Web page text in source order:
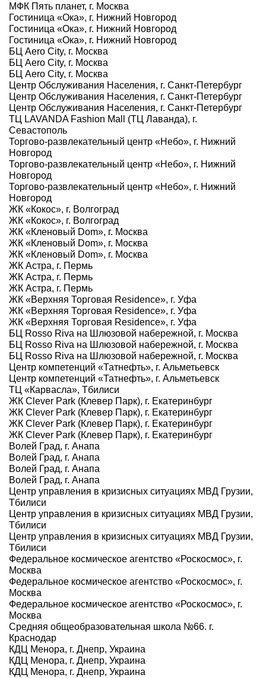
МФК Пять планет, г. Москва
Гостиница «Ока», г. Нижний Новгород
Гостиница «Ока», г. Нижний Новгород
Гостиница «Ока», г. Нижний Новгород
БЦ Aero City, г. Москва
БЦ Aero City, г. Москва
БЦ Aero City, г. Москва
Центр Обслуживания Населения, г. Санкт-Петербург
Центр Обслуживания Населения, г. Санкт-Петербург
Центр Обслуживания Населения, г. Санкт-Петербург
ТЦ LAVANDA Fashion Mall (ТЦ Лаванда), г.
Севастополь
Торгово-развлекательный центр «Небо», г. Нижний
Новгород
Торгово-развлекательный центр «Небо», г. Нижний
Новгород
Торгово-развлекательный центр «Небо», г. Нижний
Новгород
ЖК «Кокос», г. Волгоград
ЖК «Кокос», г. Волгоград
ЖК «Кленовый Dom», г. Москва
ЖК «Кленовый Dom», г. Москва
ЖК «Кленовый Dom», г. Москва
ЖК Астра, г. Пермь
ЖК Астра, г. Пермь
ЖК Астра, г. Пермь
ЖК «Верхняя Торговая Residence», г. Уфа
ЖК «Верхняя Торговая Residence», г. Уфа
ЖК «Верхняя Торговая Residence», г. Уфа
БЦ Rosso Riva на Шлюзовой набережной, г. Москва
БЦ Rosso Riva на Шлюзовой набережной, г. Москва
БЦ Rosso Riva на Шлюзовой набережной, г. Москва
Центр компетенций «Татнефть», г. Альметьевск
Центр компетенций «Татнефть», г. Альметьевск
ТЦ «Карвасла», Тбилиси
ЖК Clever Park (Клевер Парк), г. Екатеринбург
ЖК Clever Park (Клевер Парк), г. Екатеринбург
ЖК Clever Park (Клевер Парк), г. Екатеринбург
ЖК Clever Park (Клевер Парк), г. Екатеринбург
Волей Град, г. Анапа
Волей Град, г. Анапа
Волей Град, г. Анапа
Волей Град, г. Анапа
Центр управления в кризисных ситуациях МВД Грузии,
Тбилиси
Центр управления в кризисных ситуациях МВД Грузии,
Тбилиси
Центр управления в кризисных ситуациях МВД Грузии,
Тбилиси
Федеральное космическое агентство «Роскосмос», г.
Москва
Федеральное космическое агентство «Роскосмос», г.
Москва
Федеральное космическое агентство «Роскосмос», г.
Москва
Средняя общеобразовательная школа №66. г.
Краснодар
КДЦ Менора, г. Днепр, Украина
КДЦ Менора, г. Днепр, Украина
КДЦ Менора, г. Днепр, Украина